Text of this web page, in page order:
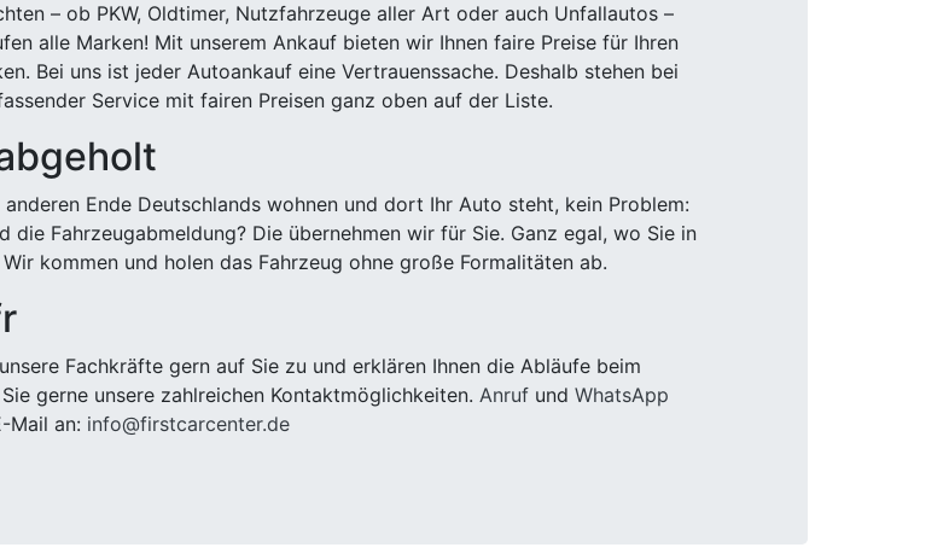
– ob PKW, Oldtimer, Nutzfahrzeuge aller Art oder auch Unfallautos –
alle Marken! Mit unserem Ankauf bieten wir Ihnen faire Preise für Ihren
Bei uns ist jeder Autoankauf eine Vertrauenssache. Deshalb stehen bei
Service mit fairen Preisen ganz oben auf der Liste.
Ende Deutschlands wohnen und dort Ihr Auto steht, kein Problem:
Fahrzeugabmeldung? Die übernehmen wir für Sie. Ganz egal, wo Sie in
kommen und holen das Fahrzeug ohne große Formalitäten ab.
Fachkräfte gern auf Sie zu und erklären Ihnen die Abläufe beim
gerne unsere zahlreichen Kontaktmöglichkeiten. Anruf und WhatsApp
Mail an: info@firstcarcenter.de